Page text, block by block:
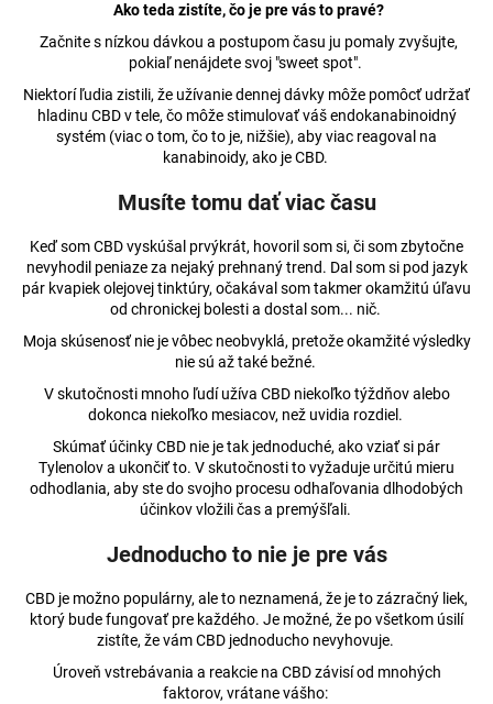
Ako teda zistíte, čo je pre vás to pravé?
Začnite s nízkou dávkou a postupom času ju pomaly zvyšujte,
pokiaľ nenájdete svoj "sweet spot".
Niektorí ľudia zistili, že užívanie dennej dávky môže pomôcť udržať
hladinu CBD v tele, čo môže stimulovať váš endokanabinoidný
systém (viac o tom, čo to je, nižšie), aby viac reagoval na
kanabinoidy, ako je CBD.
Musíte tomu dať viac času
Keď som CBD vyskúšal prvýkrát, hovoril som si, či som zbytočne
nevyhodil peniaze za nejaký prehnaný trend. Dal som si pod jazyk
pár kvapiek olejovej tinktúry, očakával som takmer okamžitú úľavu
od chronickej bolesti a dostal som... nič.
Moja skúsenosť nie je vôbec neobvyklá, pretože okamžité výsledky
nie sú až také bežné.
V skutočnosti mnoho ľudí užíva CBD niekoľko týždňov alebo
dokonca niekoľko mesiacov, než uvidia rozdiel.
Skúmať účinky CBD nie je tak jednoduché, ako vziať si pár
Tylenolov a ukončiť to. V skutočnosti to vyžaduje určitú mieru
odhodlania, aby ste do svojho procesu odhaľovania dlhodobých
účinkov vložili čas a premýšľali.
Jednoducho to nie je pre vás
CBD je možno populárny, ale to neznamená, že je to zázračný liek,
ktorý bude fungovať pre každého. Je možné, že po všetkom úsilí
zistíte, že vám CBD jednoducho nevyhovuje.
Úroveň vstrebávania a reakcie na CBD závisí od mnohých
faktorov, vrátane vášho: